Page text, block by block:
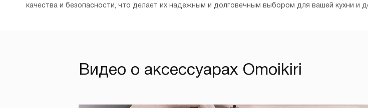
качества и безопасности, что делает их надежным и долговечным выбором для вашей кухни и
Видео о аксессуарах Omoikiri